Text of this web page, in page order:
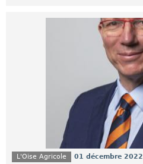
L'Oise Agricole 01 décembre 2022